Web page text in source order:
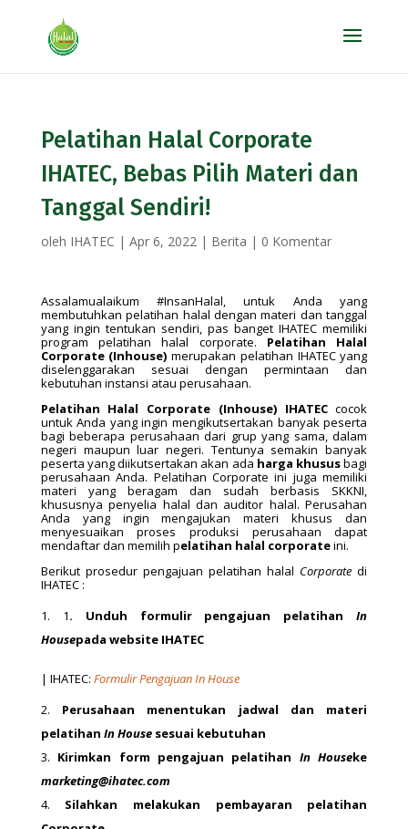
Pelatihan Halal Corporate
IHATEC, Bebas Pilih Materi dan
Tanggal Sendiri!
oleh IHATEC | Apr 6, 2022| Berita | 0 Komentar
Assalamualaikum #InsanHalal, untuk Anda yang
membutuhkan pelatihan halal dengan materi dan tanggal
yang ingin tentukan sendiri, pas banget IHATEC memiliki
program pelatihan halal corporate. Pelatihan Halal
Corporate (Inhouse)merupakan pelatihan IHATEC yang
diselenggarakan sesuai dengan permintaan dan
kebutuhan instansi atau perusahaan.
Pelatihan Halal Corporate (Inhouse) IHATECcocok
untuk Anda yang ingin mengikutsertakan banyak peserta
bagi beberapa perusahaan dari grup yang sama, dalam
negeri maupun luar negeri. Tentunya semakin banyak
peserta yang diikutsertakan akan ada harga khususbagi
perusahaan Anda. Pelatihan Corporate ini juga memiliki
materi yang beragam dan sudah berbasis SKKNI,
khususnya penyelia halal dan auditor halal. Perusahan
Anda yang ingin mengajukan materi khusus dan
menyesuaikan proses produksi perusahaan dapat
mendaftar dan memilih pelatihan halal corporateini.
Berikut prosedur pengajuan pelatihan halal Corporatedi
IHATEC :
1. Unduh formulir pengajuan pelatihanIn
Housepada website IHATEC
| IHATEC: Formulir Pengajuan In House
Perusahaan menentukan jadwal dan materi
pelatihan In House sesuai kebutuhan
Kirimkan form pengajuan pelatihan In Houseke
marketing@ihatec.com
Silahkan melakukan pembayaran pelatihan